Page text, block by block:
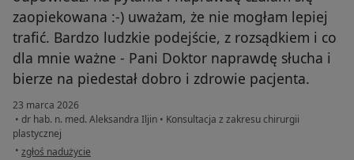
zaopiekowana :-) uważam, że nie mogłam lepiej
trafić. Bardzo ludzkie podejście, z rozsądkiem i co
dla mnie ważne - Pani Doktor naprawdę słucha i
bierze na piedestał dobro i zdrowie pacjenta.
23 marca 2026
• dr hab. n. med. Aleksandra Iljin • Konsultacja z zakresu chirurgii
plastycznej
• w opinii użytkownika Klaudia K.
zgłoś nadużycie